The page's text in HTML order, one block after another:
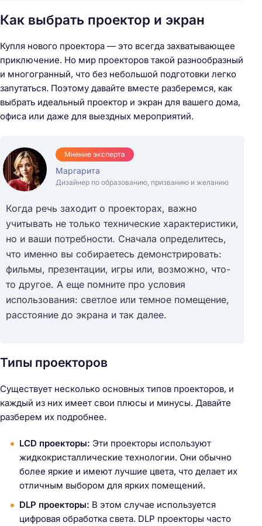
Как выбрать проектор и экран
Купля нового проектора — это всегда захватывающее
приключение. Но мир проекторов такой разнообразный
и многогранный, что без небольшой подготовки легко
запутаться. Поэтому давайте вместе разберемся, как
выбрать идеальный проектор и экран для вашего дома,
офиса или даже для выездных мероприятий.
Мнение эксперта
Маргарита
Дизайнер по образованию, призванию и желанию
Когда речь заходит о проекторах, важно
учитывать не только технические характеристики,
но и ваши потребности. Сначала определитесь,
что именно вы собираетесь демонстрировать:
фильмы, презентации, игры или, возможно, что-
то другое. А еще помните про условия
использования: светлое или темное помещение,
расстояние до экрана и так далее.
Типы проекторов
Существует несколько основных типов проекторов, и
каждый из них имеет свои плюсы и минусы. Давайте
разберем их подробнее.
LCD проекторы: Эти проекторы используют
жидкокристаллические технологии. Они обычно
более яркие и имеют лучшие цвета, что делает их
отличным выбором для ярких помещений.
DLP проекторы: В этом случае используется
цифровая обработка света. DLP проекторы часто